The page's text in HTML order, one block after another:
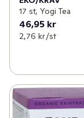
17 st, Yogi Tea
46,95 kr
2,76 kr /st